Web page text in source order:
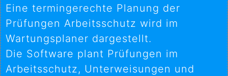
Eine termingerechte Planung der
Prüfungen Arbeitsschutz wird im
Wartungsplaner dargestellt.
Die Software plant Prüfungen im
Arbeitsschutz, Unterweisungen und